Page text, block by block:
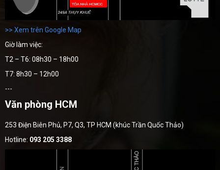
>> Xem trên Google Map
Giờ làm việc:
T2 – T6: 08h30 – 18h00
T7: 8h30 – 12h00
---
Văn phòng HCM
253 Điện Biên Phủ, P7, Q3, TP HCM (khúc Trần Quốc Thảo)
Hotline: 093 205 3388